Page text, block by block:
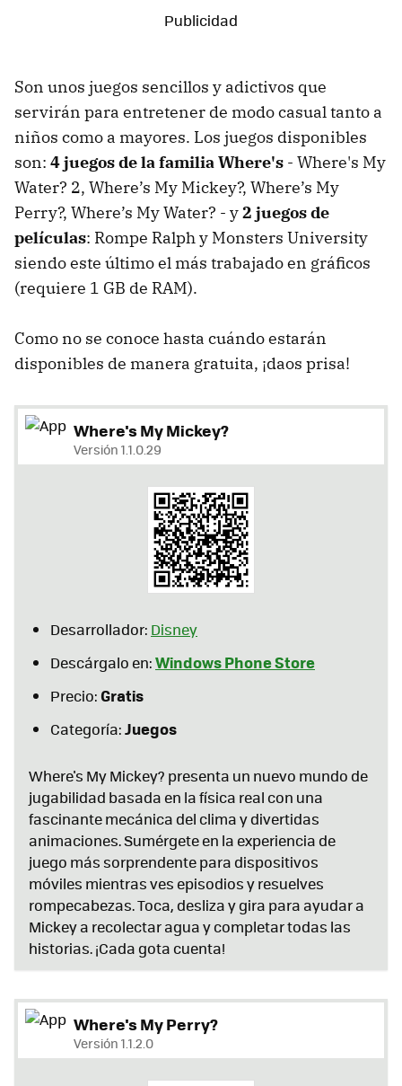
Son unos juegos sencillos y adictivos que
servirán para entretener de modo casual tanto a
niños como a mayores. Los juegos disponibles
son: 4 juegos de la familia Where's - Where's My
Water? 2, Where’s My Mickey?, Where’s My
Perry?, Where’s My Water? - y2 juegos de
películas: Rompe Ralph y Monsters University
siendo este último el más trabajado en gráficos
(requiere 1 GB de RAM).
Como no se conoce hasta cuándo estarán
disponibles de manera gratuita, ¡daos prisa!
Where's My Mickey?
Versión 1.1.0.29
Desarrollador: Disney
Descárgalo en:Windows Phone Store
Precio:Gratis
Categoría:Juegos
Where's My Mickey? presenta un nuevo mundo de
jugabilidad basada en la física real con una
fascinante mecánica del clima y divertidas
animaciones. Sumérgete en la experiencia de
juego más sorprendente para dispositivos
móviles mientras ves episodios y resuelves
rompecabezas. Toca, desliza y gira para ayudar a
Mickey a recolectar agua y completar todas las
historias. ¡Cada gota cuenta!
Where's My Perry?
Versión 1.1.2.0